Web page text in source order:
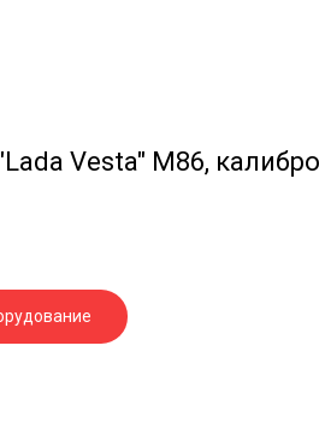
Vesta" M86,